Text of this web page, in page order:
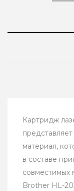
Картридж
материал,
в составе
совместимых
Brother HL-